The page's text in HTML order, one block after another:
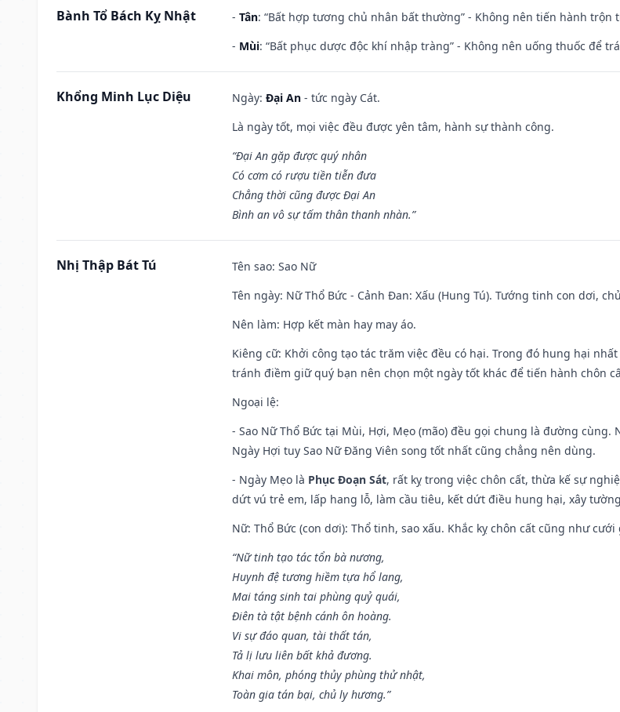
Bành Tổ Bách Kỵ Nhật - Tân: “Bất hợp tương chủ nhân bất thường” - Không nên tiến hành trộn
- Mùi: “Bất phục dược độc khí nhập tràng” - Không nên uống thuốc để
Khổng Minh Lục Diệu Ngày: Đại An - tức ngày Cát.
Là ngày tốt, mọi việc đều được yên tâm, hành sự thành công.
“Đại An gặp được quý nhân
Có cơm có rượu tiền tiễn đưa
Chẳng thời cũng được Đại An
Bình an vô sự tấm thân thanh nhàn.”
Nhị Thập Bát Tú Tên sao: Sao Nữ
Tên ngày: Nữ Thổ Bức - Cảnh Đan: Xấu (Hung Tú). Tướng tinh con dơi,
Nên làm: Hợp kết màn hay may áo.
Kiêng cữ: Khởi công tạo tác trăm việc đều có hại. Trong đó hung hại
tránh điềm giữ quý bạn nên chọn một ngày tốt khác để tiến hành chôn
Ngoại lệ:
- Sao Nữ Thổ Bức tại Mùi, Hợi, Mẹo (mão) đều gọi chung là đường
Ngày Hợi tuy Sao Nữ Đăng Viên song tốt nhất cũng chẳng nên dùng.
- Ngày Mẹo là Phục Đoạn Sát, rất kỵ trong việc chôn cất, thừa kế sự
dứt vú trẻ em, lấp hang lỗ, làm cầu tiêu, kết dứt điều hung hại, xây
Nữ: Thổ Bức (con dơi): Thổ tinh, sao xấu. Khắc kỵ chôn cất cũng như
“Nữ tinh tạo tác tổn bà nương,
Huynh đệ tương hiềm tựa hổ lang,
Mai táng sinh tai phùng quỷ quái,
Điên tà tật bệnh cánh ôn hoàng.
Vi sự đáo quan, tài thất tán,
Tả lị lưu liên bất khả đương.
Khai môn, phóng thủy phùng thử nhật,
Toàn gia tán bại, chủ ly hương.”